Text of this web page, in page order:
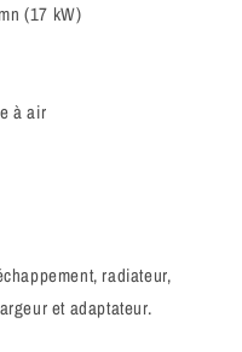
(17 kW)
à air
radiateur,
et adaptateur.